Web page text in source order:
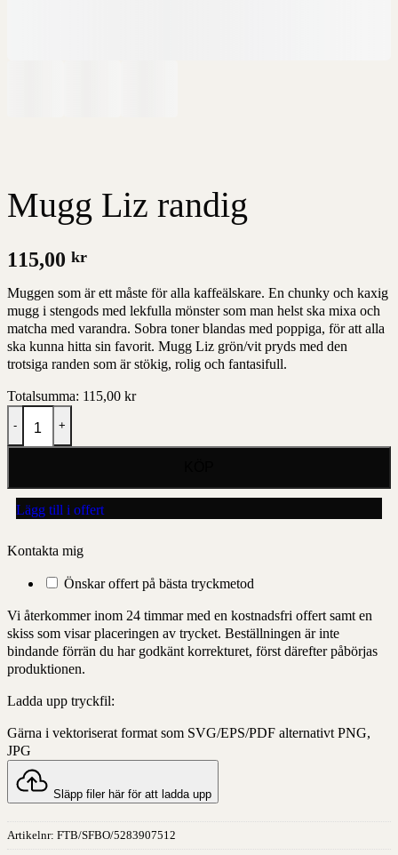
Mugg Liz randig
115,00 kr
Muggen som är ett måste för alla kaffeälskare. En chunky och kaxig
mugg i stengods med lekfulla mönster som man helst ska mixa och
matcha med varandra. Sobra toner blandas med poppiga, för att alla
ska kunna hitta sin favorit. Mugg Liz grön/vit pryds med den
trotsiga randen som är stökig, rolig och fantasifull.
Kontakta mig
Önskar offert på bästa tryckmetod
Vi återkommer inom 24 timmar med en kostnadsfri offert samt en
skiss som visar placeringen av trycket. Beställningen är inte
bindande förrän du har godkänt korrekturet, först därefter påbörjas
produktionen.
Ladda upp tryckfil:
Gärna i vektoriserat format som SVG/EPS/PDF alternativt PNG,
JPG
Släpp filer här för att ladda upp
Totalsumma: 115,00 kr
Lägg till i offert
Artikelnr: FTB/SFBO/5283907512